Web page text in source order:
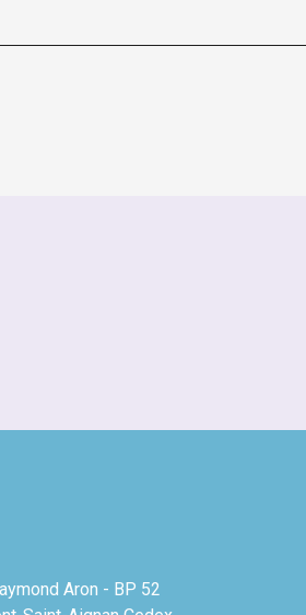
Aron - BP 52